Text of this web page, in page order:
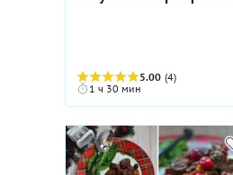
свинины. На гарнир к
свиной вырезке, тушенной с
яблоками, можно
приготовить нежное
картофельное пюре или
картофель по-деревенски.
5.00 (4)
1 ч 30 мин